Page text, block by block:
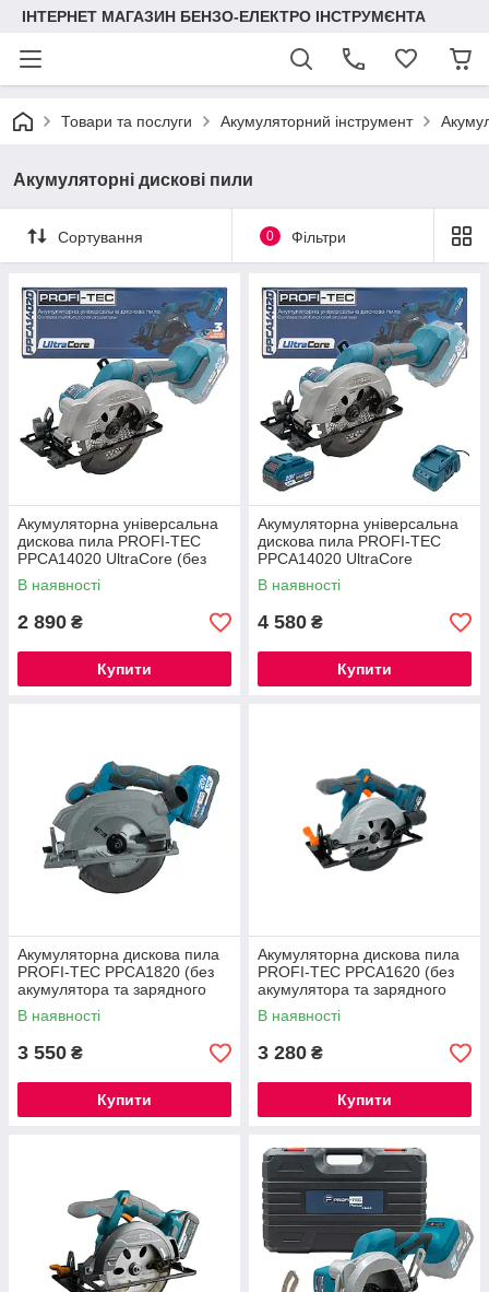
ІНТЕРНЕТ МАГАЗИН БЕНЗО-ЕЛЕКТРО ІНСТРУМЄНТА
Товари та послуги Акумуляторний інструмент
Акумуляторні дискові пили
Сортування 0 Фільтри
Акумуляторна універсальна
дискова пила PROFI-TEC
PPCA14020 UltraCore (без
акумулятора та зарядного
пристрою)
В наявності
2 890 ₴
Купити
Акумуляторна універсальна
дискова пила PROFI-TEC
PPCA14020 UltraCore
(1×PT2040VX (4.0 Аг),
зарядний пристрій)
В наявності
4 580 ₴
Купити
Акумуляторна дискова пила
PROFI-TEC PPCA1820 (без
акумулятора та зарядного
пристрою)
В наявності
3 550 ₴
Купити
Акумуляторна дискова пила
PROFI-TEC PPCA1620 (без
акумулятора та зарядного
пристрою)
В наявності
3 280 ₴
Купити